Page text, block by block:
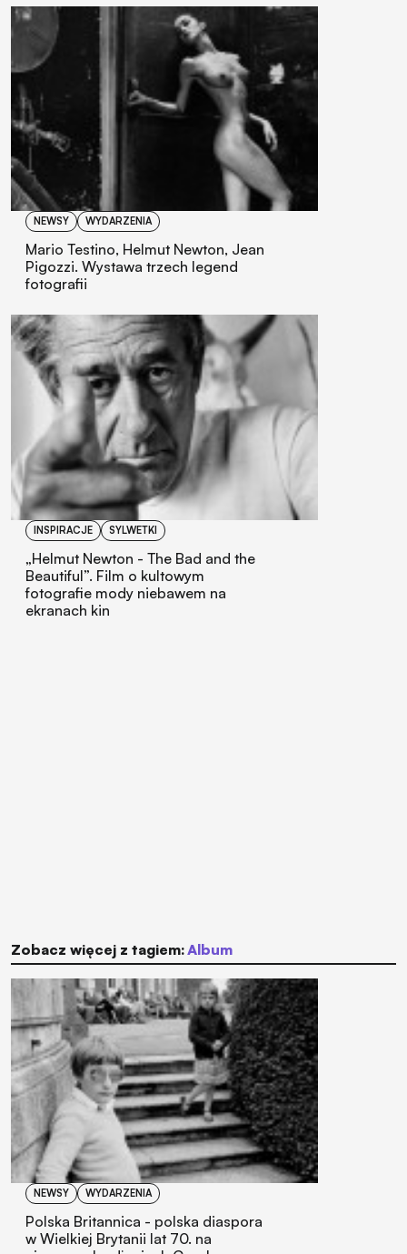
NEWSY WYDARZENIA
Mario Testino, Helmut Newton, Jean
Pigozzi. Wystawa trzech legend
fotografii
INSPIRACJE SYLWETKI
„Helmut Newton - The Bad and the
Beautiful”. Film o kultowym
fotografie mody niebawem na
ekranach kin
Zobacz więcej z tagiem: album
NEWSY WYDARZENIA
Polska Britannica - polska diaspora
w Wielkiej Brytanii lat 70. na